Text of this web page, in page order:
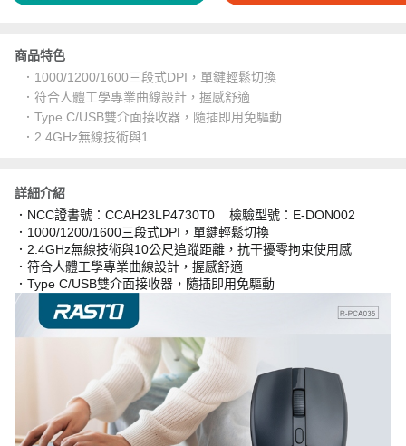
商品特色
．1000/1200/1600三段式DPI，單鍵輕鬆切換
．符合人體工學專業曲線設計，握感舒適
．Type C/USB雙介面接收器，隨插即用免驅動
．2.4GHz無線技術與1
詳細介紹
．NCC證書號：CCAH23LP4730T0 檢驗型號：E-DON002
．1000/1200/1600三段式DPI，單鍵輕鬆切換
．2.4GHz無線技術與10公尺追蹤距離，抗干擾零拘束使用感
．符合人體工學專業曲線設計，握感舒適
．Type C/USB雙介面接收器，隨插即用免驅動